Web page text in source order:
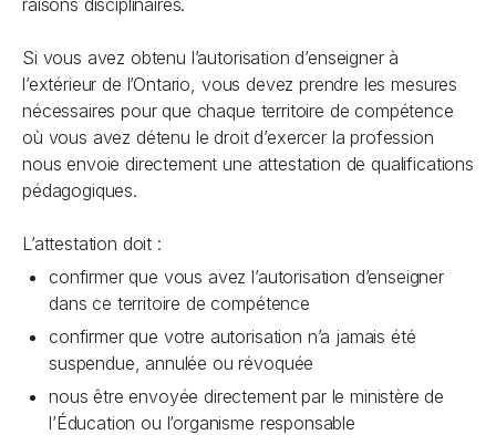
raisons disciplinaires.
Si vous avez obtenu l’autorisation d’enseigner à
l’extérieur de l’Ontario, vous devez prendre les mesures
nécessaires pour que chaque territoire de compétence
où vous avez détenu le droit d’exercer la profession
nous envoie directement une attestation de qualifications
pédagogiques.
L’attestation doit :
confirmer que vous avez l’autorisation d’enseigner
dans ce territoire de compétence
confirmer que votre autorisation n’a jamais été
suspendue, annulée ou révoquée
nous être envoyée directement par le ministère de
l’Éducation ou l’organisme responsable